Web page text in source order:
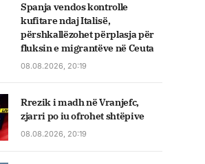
Spanja vendos kontrolle
kufitare ndaj Italisë,
përshkallëzohet përplasja për
fluksin e migrantëve në Ceuta
08.08.2026, 20:19
Rrezik i madh në Vranjefc,
zjarri po iu ofrohet shtëpive
08.08.2026, 20:19